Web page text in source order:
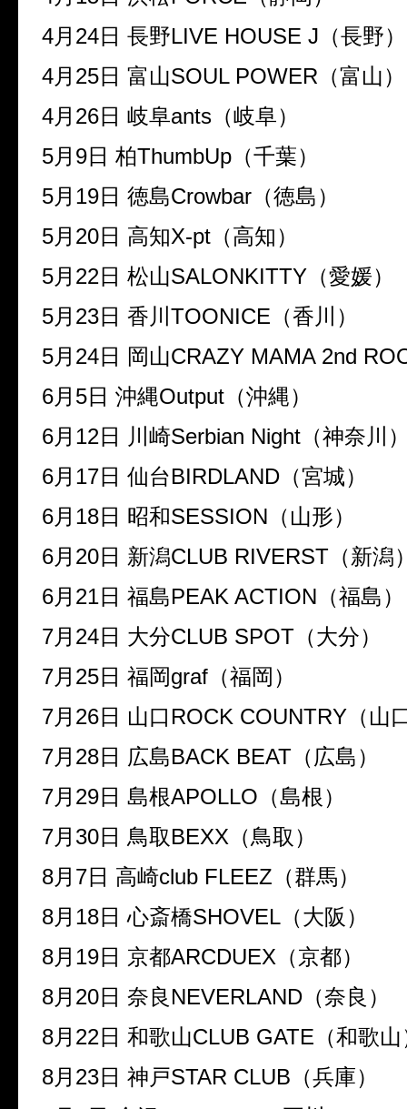
4月24日 長野LIVE HOUSE J（長野）
4月25日 富山SOUL POWER（富山）
4月26日 岐阜ants（岐阜）
5月9日 柏ThumbUp（千葉）
5月19日 徳島Crowbar（徳島）
5月20日 高知X-pt（高知）
5月22日 松山SALONKITTY（愛媛）
5月23日 香川TOONICE（香川）
5月24日 岡山CRAZY MAMA 2nd
6月5日 沖縄Output（沖縄）
6月12日 川崎Serbian Night（神奈川
6月17日 仙台BIRDLAND（宮城）
6月18日 昭和SESSION（山形）
6月20日 新潟CLUB RIVERST（新潟
6月21日 福島PEAK ACTION（福島）
7月24日 大分CLUB SPOT（大分）
7月25日 福岡graf（福岡）
7月26日 山口ROCK COUNTRY（山
7月28日 広島BACK BEAT（広島）
7月29日 島根APOLLO（島根）
7月30日 鳥取BEXX（鳥取）
8月7日 高崎club FLEEZ（群馬）
8月18日 心斎橋SHOVEL（大阪）
8月19日 京都ARCDUEX（京都）
8月20日 奈良NEVERLAND（奈良）
8月22日 和歌山CLUB GATE（和歌山
8月23日 神戸STAR CLUB（兵庫）